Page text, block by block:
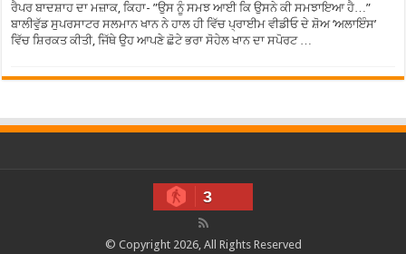
ਰੈਪਰ ਬਾਦਸ਼ਾਹ ਦਾ ਮਜ਼ਾਕ, ਕਿਹਾ- ”ਉਸ ਨੂੰ ਸਮਝ ਆਈ ਕਿ ਉਸਨੇ ਕੀ ਸਮਝਾਇਆ ਹੈ…”
ਬਾਲੀਵੁੱਡ ਸੁਪਰਸਾਟਰ ਸਲਮਾਨ ਖਾਨ ਨੇ ਹਾਲ ਹੀ ਵਿੱਚ ਪ੍ਰਾਈਮ ਵੀਡੀਓ ਦੇ ਸ਼ੋਅ ‘ਅਲਾਇੰਸ’
ਵਿੱਚ ਸ਼ਿਰਕਤ ਕੀਤੀ, ਜਿੱਥੇ ਉਹ ਆਪਣੇ ਛੋਟੇ ਭਰਾ ਸੋਹੇਲ ਖਾਨ ਦਾ ਸਪੋਰਟ …
3
© Copyright 2026, All Rights Reserved